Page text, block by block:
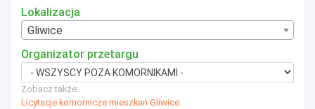
Lokalizacja
Gliwice
Organizator przetargu
Zobacz także:
Licytacje komornicze mieszkań Gliwice